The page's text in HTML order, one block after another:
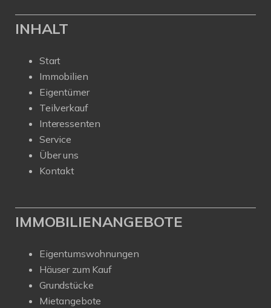
INHALT
Start
Immobilien
Eigentümer
Teilverkauf
Interessenten
Service
Über uns
Kontakt
IMMOBILIENANGEBOTE
Eigentumswohnungen
Häuser zum Kauf
Grundstücke
Mietangebote